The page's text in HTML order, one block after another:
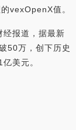
vexOpenX值。
报道，据最新
50万，创下历史
美元。